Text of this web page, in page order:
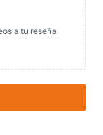
a tu reseña